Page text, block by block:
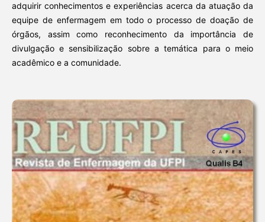
adquirir conhecimentos e experiências acerca da atuação da
equipe de enfermagem em todo o processo de doação de
órgãos, assim como reconhecimento da importância de
divulgação e sensibilização sobre a temática para o meio
acadêmico e a comunidade.